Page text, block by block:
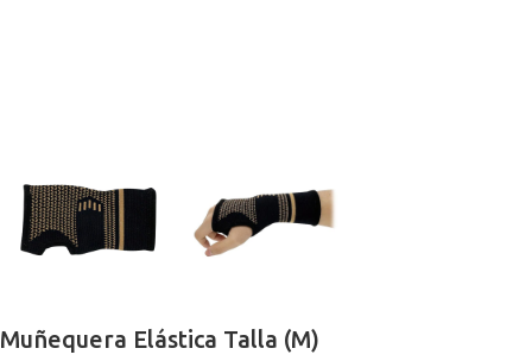
Muñequera Elástica Talla (M)